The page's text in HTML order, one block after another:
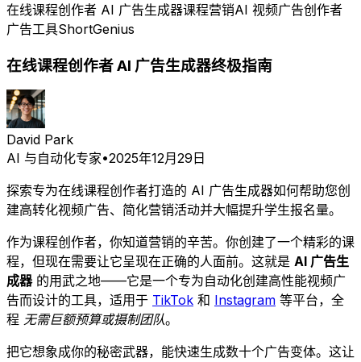
在线课程创作者 AI 广告生成器课程营销AI 视频广告创作者
广告工具ShortGenius
在线课程创作者 AI 广告生成器终极指南
David Park
AI 与自动化专家•2025年12月29日
探索专为在线课程创作者打造的 AI 广告生成器如何帮助您创
建高转化视频广告、简化营销活动并大幅提升学生报名量。
作为课程创作者，你知道营销的辛苦。你创建了一个精彩的课
程，但现在需要让它呈现在正确的人面前。这就是 AI 广告生
成器的用武之地——它是一个专为自动化创建高性能视频广
告而设计的工具，适用于 TikTok 和 Instagram 等平台，全
程 无需巨额预算或摄制团队。
把它想象成你的秘密武器，能快速生成数十个广告变体。这让